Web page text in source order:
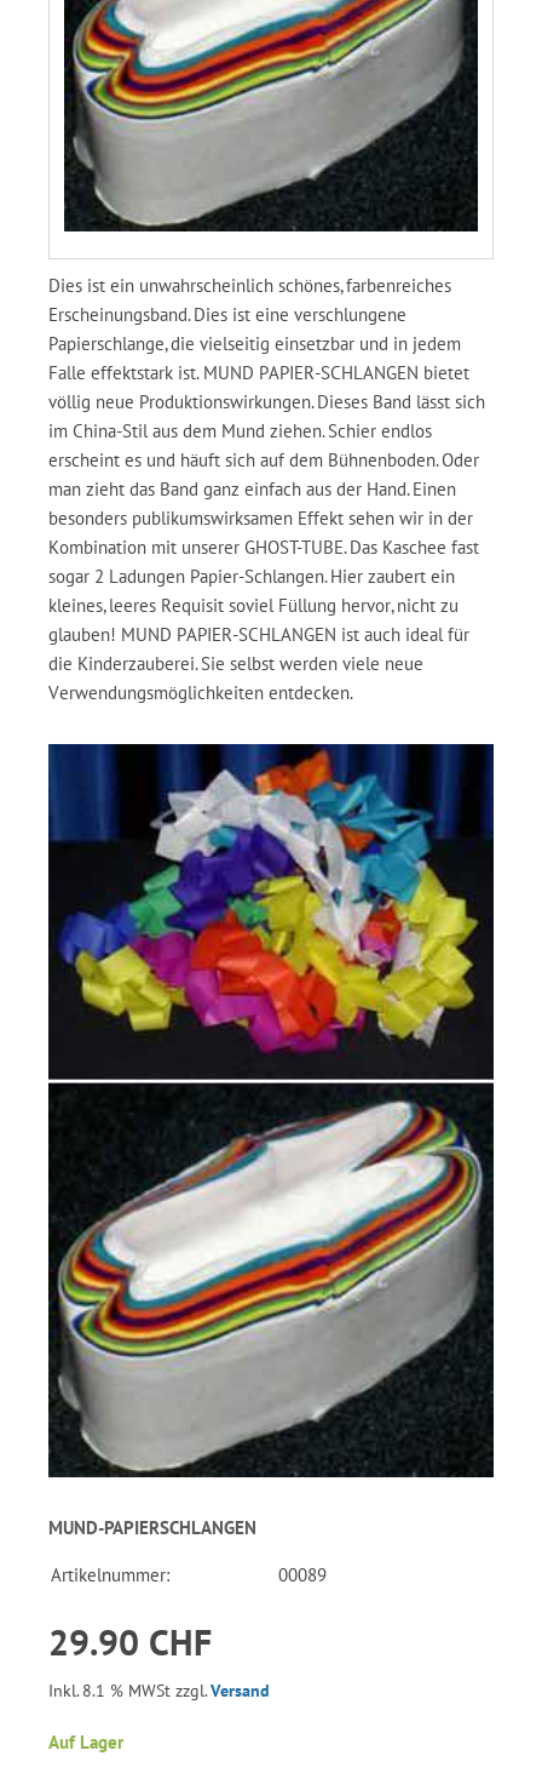
Dies ist ein unwahrscheinlich schönes, farbenreiches
Erscheinungsband. Dies ist eine verschlungene
Papierschlange, die vielseitig einsetzbar und in jedem
Falle effektstark ist. MUND PAPIER-SCHLANGEN bietet
völlig neue Produktionswirkungen. Dieses Band lässt sich
im China-Stil aus dem Mund ziehen. Schier endlos
erscheint es und häuft sich auf dem Bühnenboden. Oder
man zieht das Band ganz einfach aus der Hand. Einen
besonders publikumswirksamen Effekt sehen wir in der
Kombination mit unserer GHOST-TUBE. Das Kaschee fast
sogar 2 Ladungen Papier-Schlangen. Hier zaubert ein
kleines, leeres Requisit soviel Füllung hervor, nicht zu
glauben! MUND PAPIER-SCHLANGEN ist auch ideal für
die Kinderzauberei. Sie selbst werden viele neue
Verwendungsmöglichkeiten entdecken.
MUND-PAPIERSCHLANGEN
Artikelnummer: 00089
29.90 CHF
Inkl. 8.1 % MWSt zzgl.Versand
Auf Lager